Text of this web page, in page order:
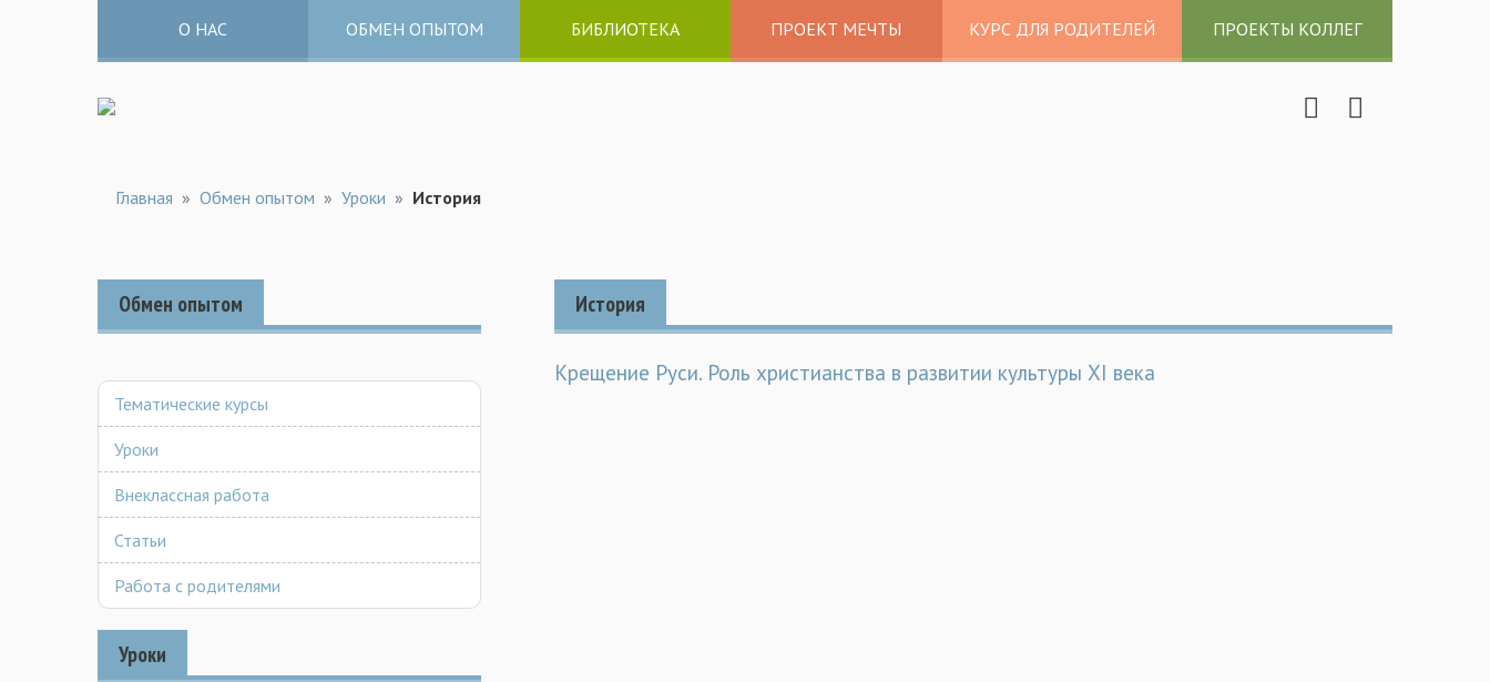
О НАС ОБМЕН ОПЫТОМ БИБЛИОТЕКА ПРОЕКТ МЕЧТЫ КУРС ДЛЯ РОДИТЕЛЕЙ ПРОЕКТЫ КОЛЛЕГ
Главная » Обмен опытом » Уроки » История
Обмен опытом
Тематические курсы
Уроки
Внеклассная работа
Статьи
Работа с родителями
Уроки
История
Крещение Руси. Роль христианства в развитии культуры XI века